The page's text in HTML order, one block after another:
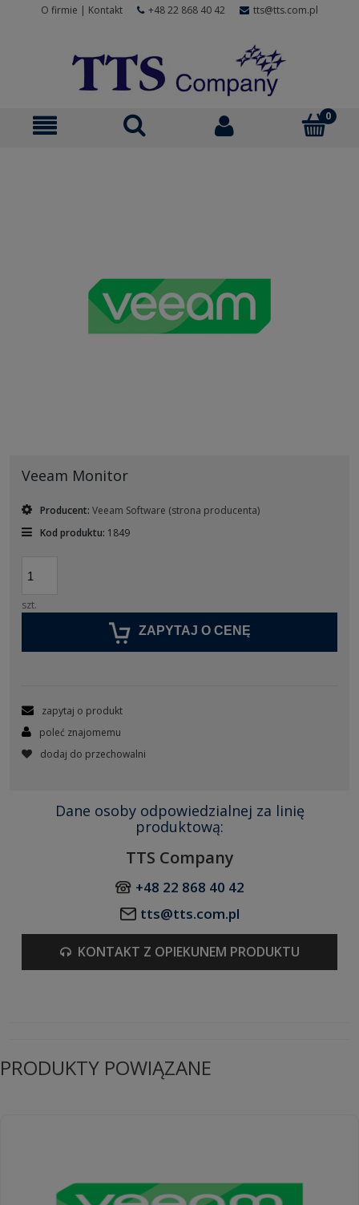
O firmie | Kontakt +48 22 868 40 42 tts@tts.com.pl
Veeam Monitor
Producent: Veeam Software (strona producenta)
Kod produktu: 1849
szt.
ZAPYTAJ O CENĘ
zapytaj o produkt
poleć znajomemu
dodaj do przechowalni
Dane osoby odpowiedzialnej za linię
produktową:
TTS Company
+48 22 868 40 42
tts@tts.com.pl
KONTAKT Z OPIEKUNEM PRODUKTU
PRODUKTY POWIĄZANE